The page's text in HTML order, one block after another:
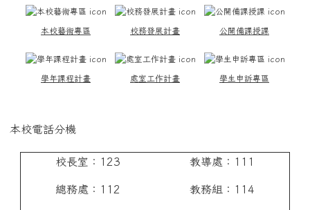
本校藝術專區 校務發展計畫 公開備課授課
學年課程計畫 處室工作計畫 學生申訴專區
本校電話分機
校長室：123
總務處：112
教導處：111
教務組：114